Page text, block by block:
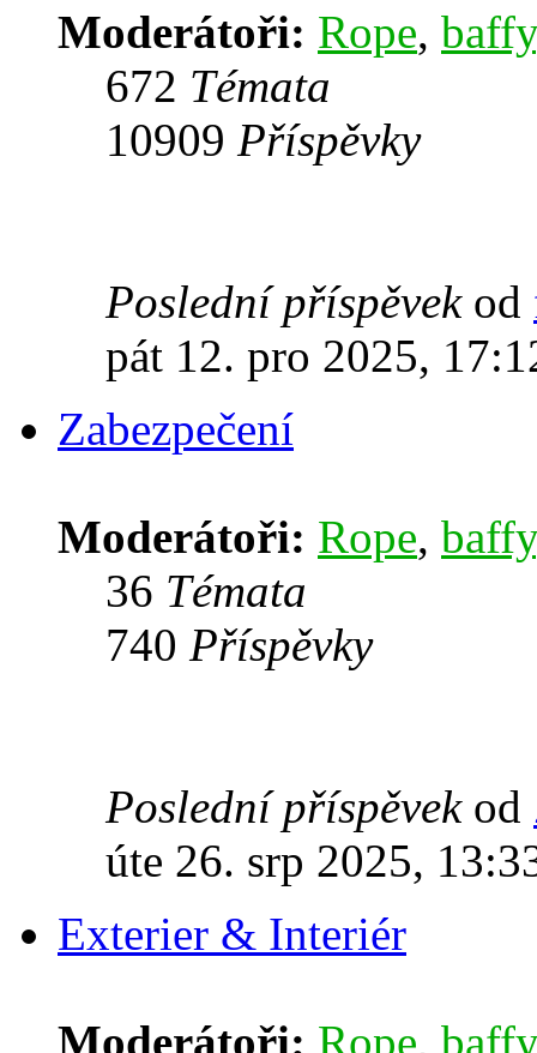
Moderátoři: Rope, baffy
672 Témata
10909 Příspěvky
Poslední příspěvekod
pát 12. pro 2025,
Zabezpečení
Moderátoři: Rope, baffy
36 Témata
740 Příspěvky
Poslední příspěvekod
úte 26. srp 2025,
Exterier & Interiér
Moderátoři: Rope, baffy